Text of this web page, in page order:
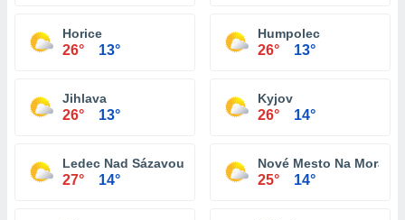
Horice
26° 13°
Humpolec
26° 13°
Jihlava
26° 13°
Kyjov
26° 14°
Ledec Nad Sázavou
27° 14°
Nové Mesto Na Morave
25° 14°